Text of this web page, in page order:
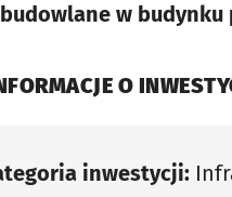
w
O
inwestycji: